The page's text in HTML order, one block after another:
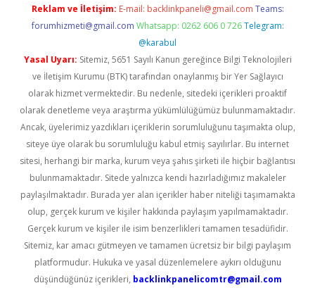
Reklam ve İletişim: E-mail: backlinkpaneli@gmail.com Teams:
forumhizmeti@gmail.com Whatsapp: 0262 606 0 726 Telegram:
@karabul
Yasal Uyarı: Sitemiz, 5651 Sayılı Kanun gereğince Bilgi Teknolojileri
ve İletişim Kurumu (BTK) tarafından onaylanmış bir Yer Sağlayıcı
olarak hizmet vermektedir. Bu nedenle, sitedeki içerikleri proaktif
olarak denetleme veya araştırma yükümlülüğümüz bulunmamaktadır.
Ancak, üyelerimiz yazdıkları içeriklerin sorumluluğunu taşımakta olup,
siteye üye olarak bu sorumluluğu kabul etmiş sayılırlar. Bu internet
sitesi, herhangi bir marka, kurum veya şahıs şirketi ile hiçbir bağlantısı
bulunmamaktadır. Sitede yalnızca kendi hazırladığımız makaleler
paylaşılmaktadır. Burada yer alan içerikler haber niteliği taşımamakta
olup, gerçek kurum ve kişiler hakkında paylaşım yapılmamaktadır.
Gerçek kurum ve kişiler ile isim benzerlikleri tamamen tesadüfidir.
Sitemiz, kar amacı gütmeyen ve tamamen ücretsiz bir bilgi paylaşım
platformudur. Hukuka ve yasal düzenlemelere aykırı olduğunu
düşündüğünüz içerikleri, backlinkpanelicomtr@gmail.com